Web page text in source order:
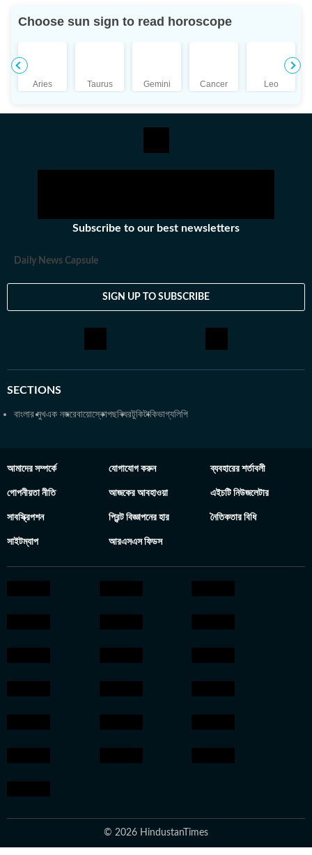
নিউজ বাংলায় কপি এডিটর হিসেবে যোগদান করেন। পরবর্তীতে ওয়ানইন্ডিয়া-সহ
শিক্ষাগত যোগ্যতা: শ্রীতমা মিত্র ইংরেজিতে স্নাতক (বি.এ.) এবং বিশ্বভারতী
বিশ্ববিদ্যালয়, শান্তিনিকেতন থেকে সাংবাদিকতা ও গণযোগাযোগে
স্নাতকোত্তর (এম.এ.) ডিগ্রি অর্জন করেন। ব্যক্তিগত পছন্দ ও নেশা:
নেশা। ছুটির দুপুরগুলো তাঁর কাটে গল্পের বই নিয়ে। একটু লম্বা ছুটি পেলে তিনি
Choose sun sign to read horoscope
Aries Taurus Gemini Cancer Leo
Subscribe to our best newsletters
Daily News Capsule
SIGN UP TO SUBSCRIBE
SECTIONS
বাংলার মুখএক নজরেবায়োস্কোপছবিঘরটুকিটাকিভাগ্যলিপি
আমাদের সম্পর্কে যোগাযোগ করুন ব্যবহারের শর্তাবলী
গোপনীয়তা নীতি আজকের আবহাওয়া এইচটি নিউজলেটার
সাবস্ক্রিপশন প্রিন্ট বিজ্ঞাপনের হার নৈতিকতার বিধি
সাইটম্যাপ আরএসএস ফিডস
© 2026 HindustanTimes